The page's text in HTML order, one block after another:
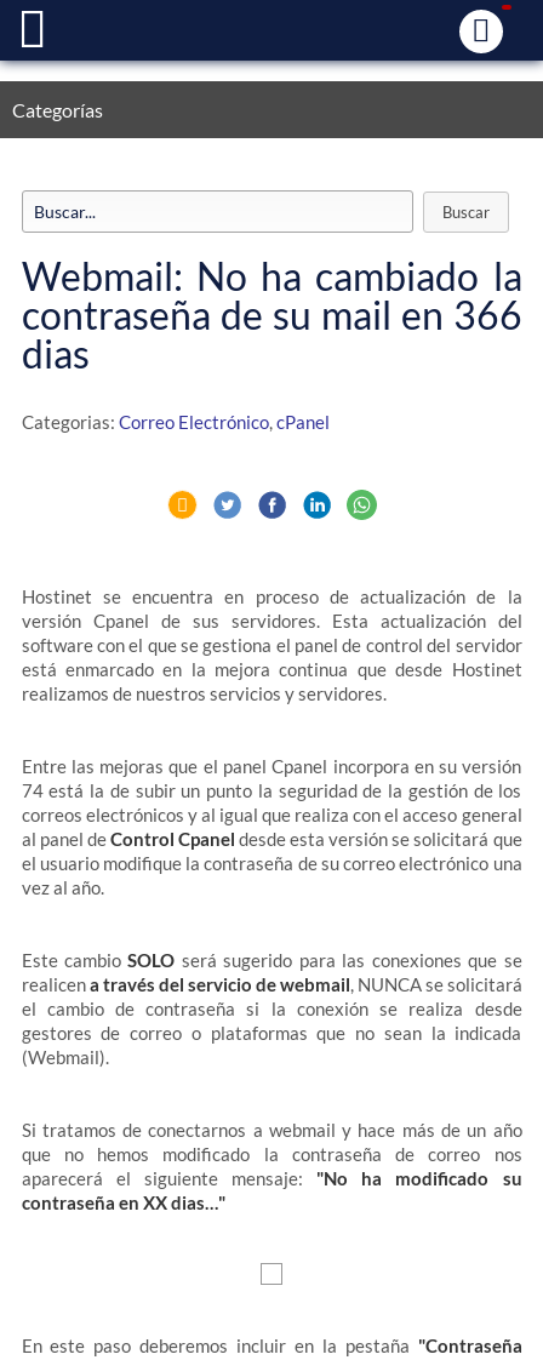
Categorías
Webmail: No ha cambiado la
contraseña de su mail en 366
dias
Categorias: Correo Electrónico,cPanel
Hostinet se encuentra en proceso de actualización de la
versión Cpanel de sus servidores. Esta actualización del
software con el que se gestiona el panel de control del servidor
está enmarcado en la mejora continua que desde Hostinet
realizamos de nuestros servicios y servidores.
Entre las mejoras que el panel Cpanel incorpora en su versión
74 está la de subir un punto la seguridad de la gestión de los
correos electrónicos y al igual que realiza con el acceso general
al panel deControl Cpanel desde esta versión se solicitará que
el usuario modifique la contraseña de su correo electrónico una
vez al año.
Este cambioSOLO será sugerido para las conexiones que se
realicena través del servicio de webmail, NUNCA se solicitará
el cambio de contraseña si la conexión se realiza desde
gestores de correo o plataformas que no sean la indicada
(Webmail).
Si tratamos de conectarnos a webmail y hace más de un año
que no hemos modificado la contraseña de correo nos
aparecerá el siguiente mensaje: "No ha modificado su
contraseña en XX dias…"
En este paso deberemos incluir en la pestaña "Contraseña